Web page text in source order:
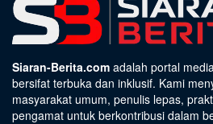
Siaran-Berita.com adalah portal
bersifat terbuka dan inklusif. Kami
masyarakat umum, penulis lepas,
pengamat untuk berkontribusi dalam